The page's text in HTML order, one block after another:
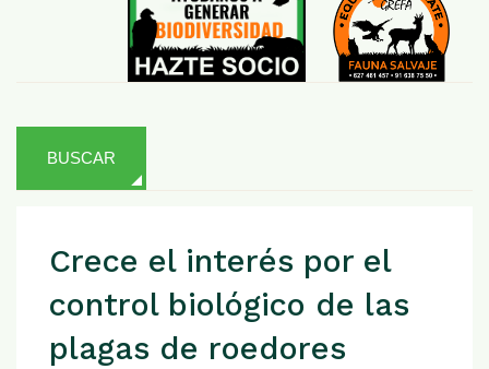
BUSCAR
Crece el interés por el
control biológico de las
plagas de roedores